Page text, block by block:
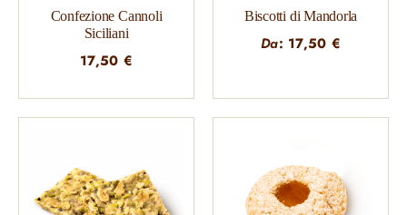
Confezione Cannoli
Siciliani
17,50 €
Biscotti di Mandorla
Da: 17,50 €